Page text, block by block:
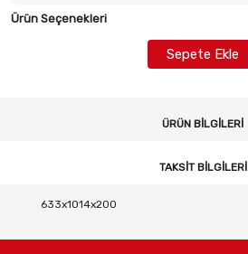
Ürün Seçenekleri
Sepete Ekle
ÜRÜN BILGILERI
TAKSIT BILGILERI
633x1014x200